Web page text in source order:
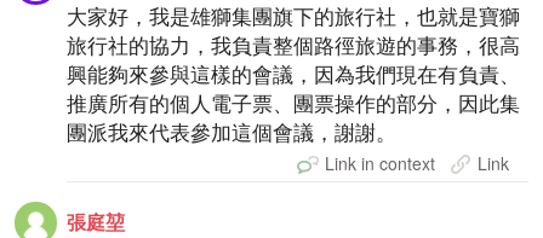
大家好，我是雄獅集團旗下的旅行社，也就是寶獅
旅行社的協力，我負責整個路徑旅遊的事務，很高
興能夠來參與這樣的會議，因為我們現在有負責、
推廣所有的個人電子票、團票操作的部分，因此集
團派我來代表參加這個會議，謝謝。
Link in context Link
張庭堃